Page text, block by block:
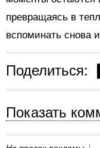
превращаясь в
вспоминать снова
Поделиться:
Показать